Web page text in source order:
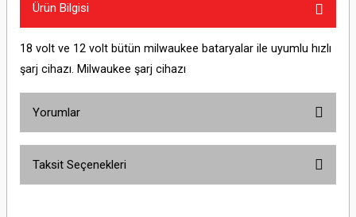
Ürün Bilgisi
18 volt ve 12 volt bütün milwaukee bataryalar ile uyumlu hızlı
şarj cihazı. Milwaukee şarj cihazı
Yorumlar
Taksit Seçenekleri